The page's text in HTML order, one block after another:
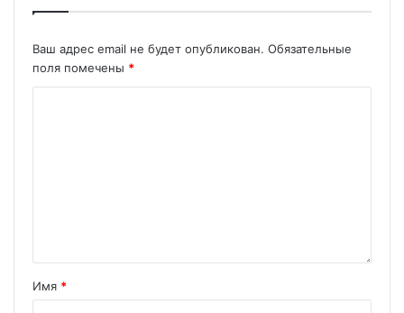
Ваш адрес email не будет опубликован. Обязательные
поля помечены *
Имя *